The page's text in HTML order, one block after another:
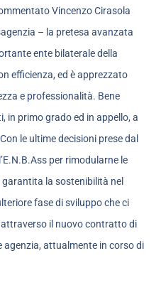
Vincenzo Cirasola
– la pretesa avanzata
ente bilaterale della
efficienza, ed è apprezzato
e professionalità. Bene
primo grado ed in appello, a
le ultime decisioni prese dal
per rimodularne le
la sostenibilità nel
fase di sviluppo che ci
il nuovo contratto di
agenzia, attualmente in corso di